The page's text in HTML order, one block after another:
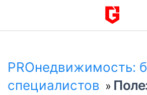
PROнедвижимость:
специалистов »